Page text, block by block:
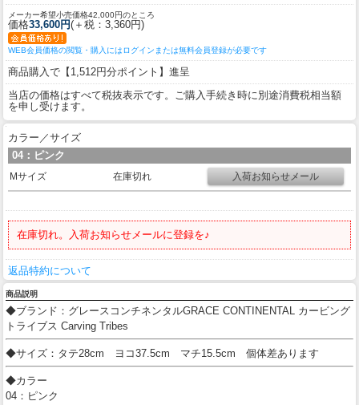
メーカー希望小売価格42,000円のところ
価格33,600円(＋税：3,360円)
WEB会員価格の閲覧・購入にはログインまたは無料会員登録が必要です
商品購入で【1,512円分ポイント】進呈
当店の価格はすべて税抜表示です。ご購入手続き時に別途消費税相当額
を申し受けます。
カラー／サイズ
04：ピンク
Mサイズ 在庫切れ
在庫切れ。入荷お知らせメールに登録を♪
返品特約について
商品説明
◆ブランド：グレースコンチネンタルGRACE CONTINENTAL カービング
トライブス Carving Tribes
◆サイズ：タテ28cm ヨコ37.5cm マチ15.5cm 個体差あります
◆カラー
04：ピンク